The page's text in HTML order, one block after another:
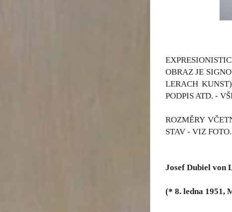
OBRAZ JE
LERACH
PODPIS ATD. -
ROZMĚRY
STAV - VIZ FOTO.
Josef Dubiel von
(* 8. ledna 1951,